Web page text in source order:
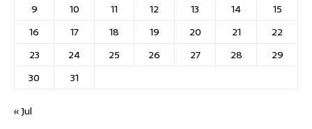
9
10 11 12 13 14
15
16
17 18 19 20 21
22
23
24 25 26 27 28
29
30
31
« Jul